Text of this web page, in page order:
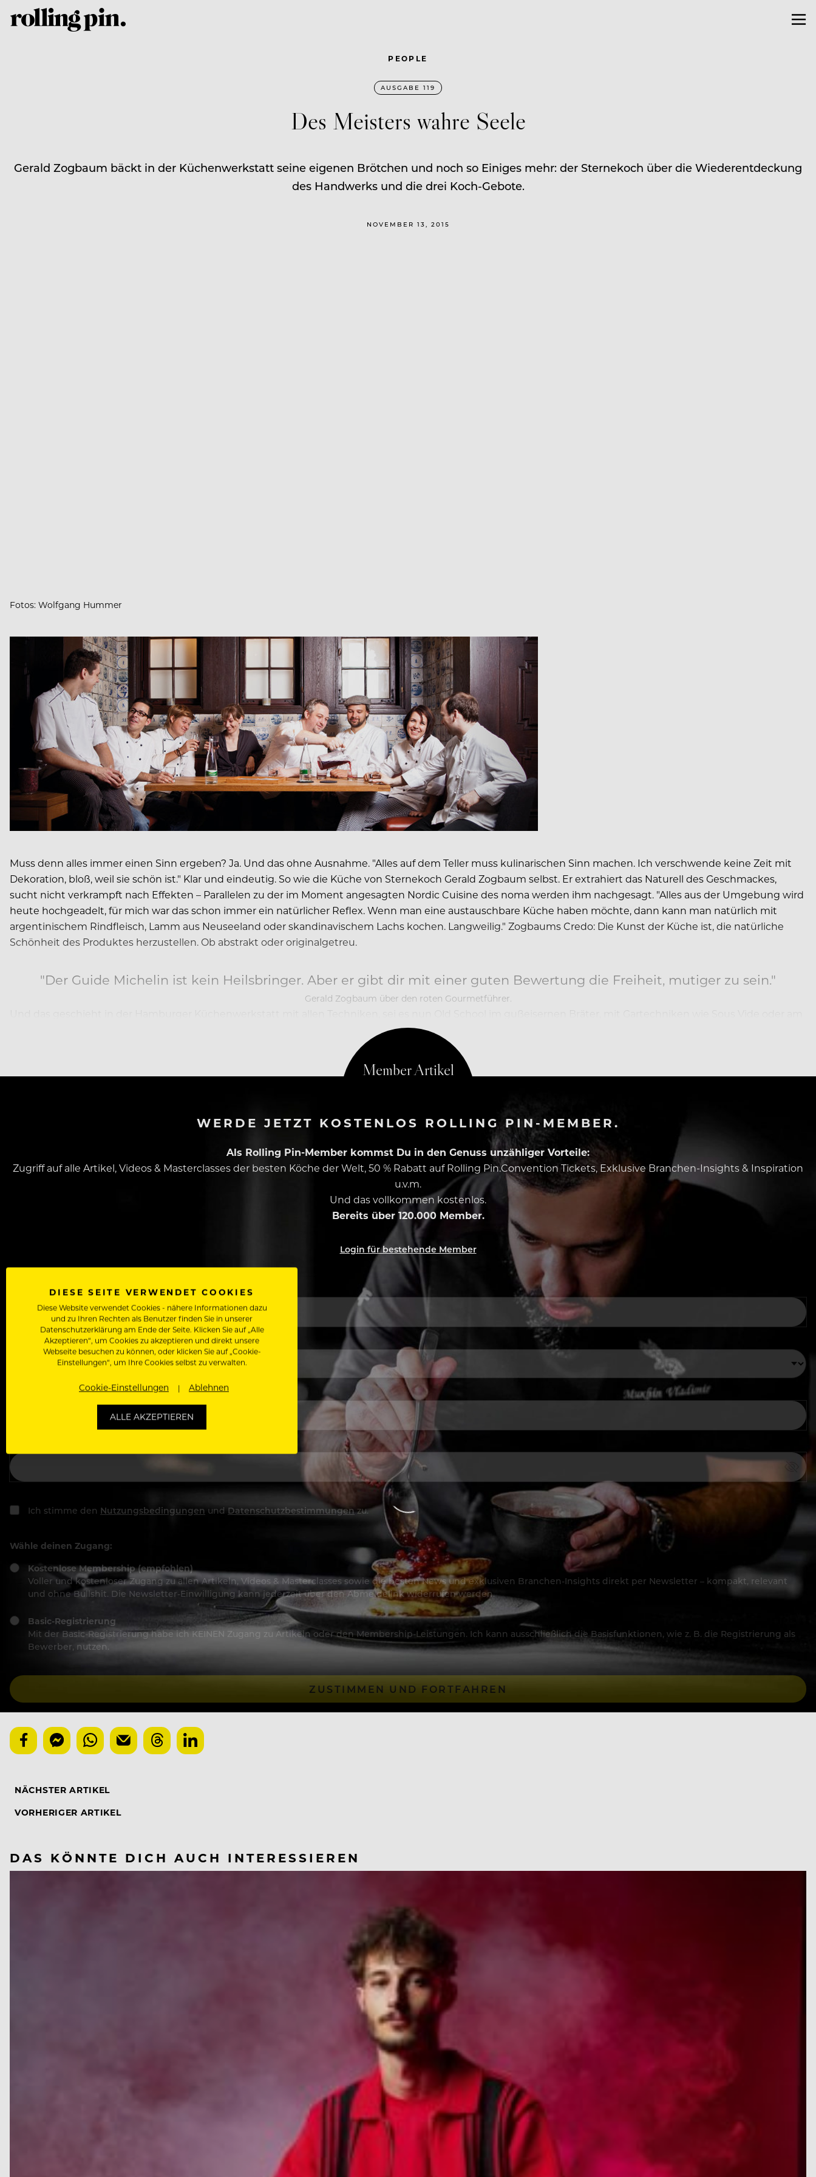
PEOPLE
AUSGABE 119
Des Meisters wahre Seele
Gerald Zogbaum bäckt in der Küchenwerkstatt seine eigenen Brötchen und noch so Einiges mehr: der Sternekoch über die Wiederentdeckung
des Handwerks und die drei Koch-Gebote.
NOVEMBER 13, 2015
Fotos: Wolfgang Hummer
Muss denn alles immer einen Sinn ergeben? Ja. Und das ohne Ausnahme. "Alles auf dem Teller muss kulinarischen Sinn machen. Ich verschwende keine Zeit mit
Dekoration, bloß, weil sie schön ist." Klar und eindeutig. So wie die Küche von Sternekoch Gerald Zogbaum selbst. Er extrahiert das Naturell des Geschmackes,
sucht nicht verkrampft nach Effekten – Parallelen zu der im Moment angesagten Nordic Cuisine des noma werden ihm nachgesagt. "Alles aus der Umgebung wird
heute hochgeadelt, für mich war das schon immer ein natürlicher Reflex. Wenn man eine austauschbare Küche haben möchte, dann kann man natürlich mit
argentinischem Rindfleisch, Lamm aus Neuseeland oder skandinavischem Lachs kochen. Langweilig." Zogbaums Credo: Die Kunst der Küche ist, die natürliche
Schönheit des Produktes herzustellen. Ob abstrakt oder originalgetreu.
"Der Guide Michelin ist kein Heilsbringer. Aber er gibt dir mit einer guten Bewertung die Freiheit, mutiger zu sein."
Gerald Zogbaum über den roten Gourmetführer.
Holzkohlegrill aus Japan, der mit Eichenkohle um 200 Euro pro 15 Kilo befeuert wird. "Es entsteht dabei ein unglaubliches Aroma. Ich kenne nichts…
WERDE JETZT KOSTENLOS ROLLING PIN-MEMBER.
Als Rolling Pin-Member kommst Du in den Genuss unzähliger Vorteile:
Zugriff auf alle Artikel, Videos & Masterclasses der besten Köche der Welt, 50 % Rabatt auf Rolling Pin.Convention Tickets, Exklusive Branchen-Insights & Inspiration
u.v.m.
Und das vollkommen kostenlos.
Bereits über 120.000 Member.
Login für bestehende Member
Dein Vorname
In welchem Bereich arbeitest du
Deine E-Mail Adresse
Ich stimme den Nutzungsbedingungen und Datenschutzbestimmungenzu.
Wähle deinen Zugang:
Kostenlose Membership (empfohlen)
Voller und kostenloser Zugang zu allen Artikeln, Videos & Masterclasses sowie die besten News und exklusiven Branchen-Insights direkt per Newsletter – kompakt, relevant
und ohne Bullshit. Die Newsletter-Einwilligung kann jederzeit über den Abmeldelink widerrufen werden.
Basic-Registrierung
Mit der Basic-Registrierung habe ich KEINEN Zugang zu Artikeln oder den Membership-Leistungen. Ich kann ausschließlich die Basisfunktionen, wie z. B. die Registrierung als
Bewerber, nutzen.
ZUSTIMMEN UND FORTFAHREN
NÄCHSTER ARTIKEL
VORHERIGER ARTIKEL
DAS KÖNNTE DICH AUCH INTERESSIEREN
DIESE SEITE VERWENDET COOKIES
Diese Website verwendet Cookies - nähere Informationen dazu
und zu Ihren Rechten als Benutzer finden Sie in unserer
Datenschutzerklärung am Ende der Seite. Klicken Sie auf „Alle
Akzeptieren“, um Cookies zu akzeptieren und direkt unsere
Webseite besuchen zu können, oder klicken Sie auf „Cookie-
Einstellungen“, um Ihre Cookies selbst zu verwalten.
Cookie-Einstellungen Ablehnen
ALLE AKZEPTIEREN